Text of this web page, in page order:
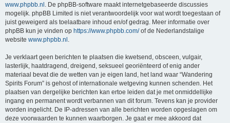
www.phpbb.nl . De phpBB-software maakt internetgebaseerde discussies
mogelijk. phpBB Limited is niet verantwoordelijk voor wat wordt toegestaan of
juist geweigerd als toelaatbare inhoud en/of gedrag. Meer informatie over
phpBB kun je vinden op https://www.phpbb.com/of de Nederlandstalige
website www.phpbb.nl .
Je verklaart geen berichten te plaatsen die kwetsend, obsceen, vulgair,
lasterlijk, haatdragend, dreigend, seksueel georiënteerd of enig ander
materiaal bevat die de wetten van je eigen land, het land waar “Wandering
Spirits Forum” is gehost of internationale wetgeving kunnen schenden. Het
plaatsen van dergelijke berichten kan ertoe leiden dat je met onmiddellijke
ingang en permanent wordt verbannen van dit forum. Tevens kan je provider
worden ingelicht. De IP-adressen van alle berichten worden opgeslagen om
deze voorwaarden te kunnen waarborgen. Je gaat er mee akkoord dat